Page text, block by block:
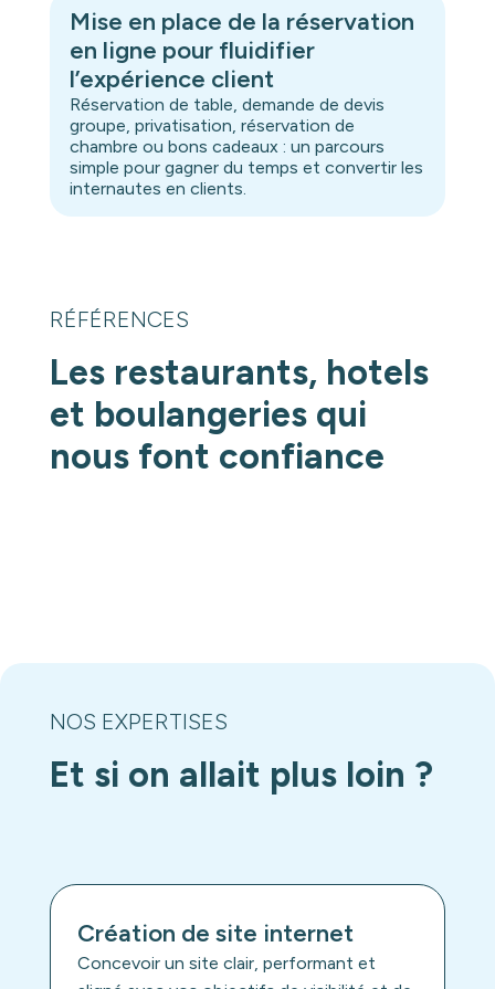
Mise en place de la réservation
en ligne pour fluidifier
l’expérience client
Réservation de table, demande de devis
groupe, privatisation, réservation de
chambre ou bons cadeaux : un parcours
simple pour gagner du temps et convertir les
internautes en clients.
RÉFÉRENCES
Les restaurants, hotels
et boulangeries qui
nous font confiance
NOS EXPERTISES
Et si on allait plus loin ?
Création de site internet
Concevoir un site clair, performant et